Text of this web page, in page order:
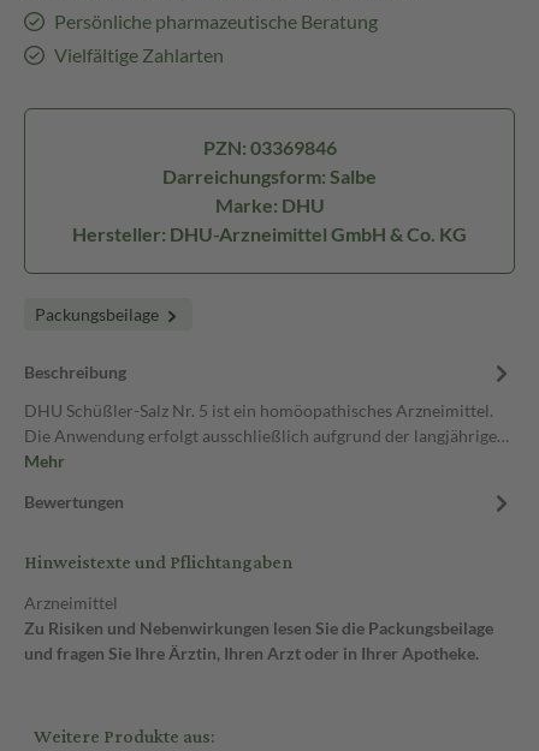
Persönliche pharmazeutische Beratung
Vielfältige Zahlarten
PZN: 03369846
Darreichungsform: Salbe
Marke: DHU
Hersteller: DHU-Arzneimittel GmbH & Co. KG
Packungsbeilage
Beschreibung
DHU Schüßler-Salz Nr. 5 ist ein homöopathisches Arzneimittel.
Die Anwendung erfolgt ausschließlich aufgrund der langjährige…
Mehr
Bewertungen
Hinweistexte und Pflichtangaben
Arzneimittel
Zu Risiken und Nebenwirkungen lesen Sie die Packungsbeilage
und fragen Sie Ihre Ärztin, Ihren Arzt oder in Ihrer Apotheke.
Weitere Produkte aus: